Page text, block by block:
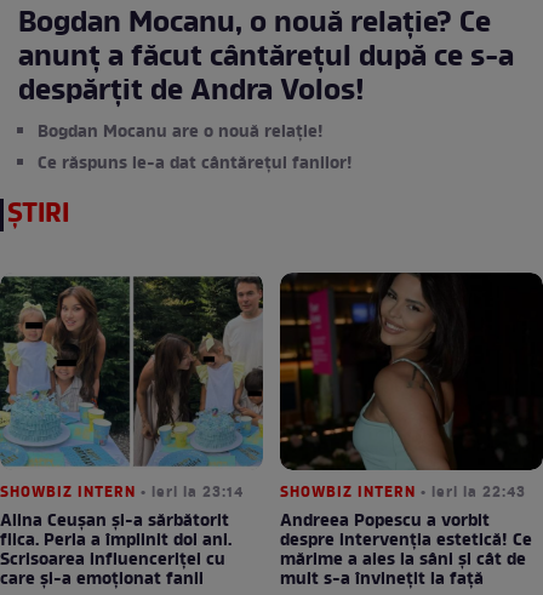
Bogdan Mocanu, o nouă relație? Ce
anunț a făcut cântărețul după ce s-a
despărțit de Andra Volos!
Bogdan Mocanu are o nouă relație!
Ce răspuns le-a dat cântărețul fanilor!
ȘTIRI
SHOWBIZ INTERN • ieri la 23:14
Alina Ceușan și-a sărbătorit
fiica. Perla a împlinit doi ani.
Scrisoarea influenceriței cu
care și-a emoționat fanii
SHOWBIZ INTERN • ieri la 22:43
Andreea Popescu a vorbit
despre intervenția estetică! Ce
mărime a ales la sâni și cât de
mult s-a învinețit la față